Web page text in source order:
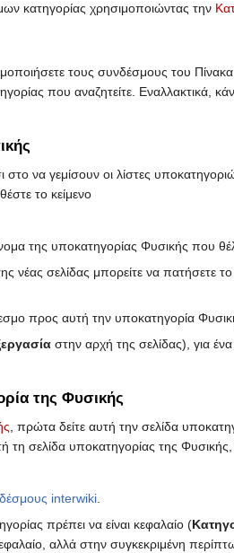
κατηγορίας χρησιμοποιώντας την
τους συνδέσμους του
που αναζητείτε. Εναλλακτικά,
να γεμίσουν οι λίστες
το κείμενο
της υποκατηγορίας Φυσικής που
νέας σελίδας μπορείτε να
προς αυτή την υποκατηγορία
στην αρχή της σελίδας), για
της Φυσικής
, πρώτα δείτε αυτή την σελίδα
σελίδα υποκατηγορίας της Φυσικής,
interwiki.
πρέπει να είναι κεφαλαίο (
αλλά στην συγκεκριμένη